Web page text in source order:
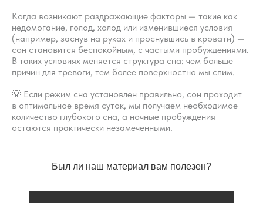
Когда возникают раздражающие факторы — такие как
недомогание, голод, холод или изменившиеся условия
(например, заснув на руках и проснувшись в кровати) —
сон становится беспокойным, с частыми пробуждениями.
В таких условиях меняется структура сна: чем больше
причин для тревоги, тем более поверхностно мы спим.
💡 Если режим сна установлен правильно, сон проходит
в оптимальное время суток, мы получаем необходимое
количество глубокого сна, а ночные пробуждения
остаются практически незамеченными.
Был ли наш материал вам полезен?
Вход/Регистрация
Дети
Взрослые
Специалисты
Журнал о сне
Практикум
О проекте
Политика
Оферта
Отзывы
Контакты
Благодарности